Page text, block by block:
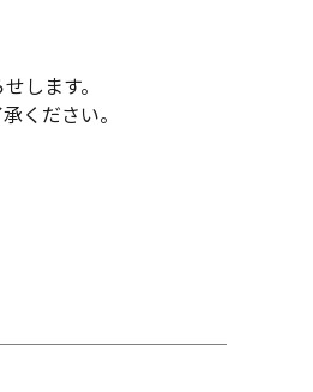
します。
ください。